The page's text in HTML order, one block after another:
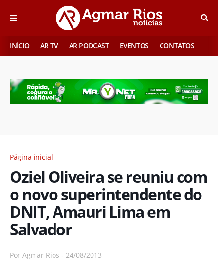
INÍCIO AR TV AR PODCAST EVENTOS CONTATOS
Página inicial
Oziel Oliveira se reuniu com
o novo superintendente do
DNIT, Amauri Lima em
Salvador
Por Agmar Rios - 24/08/2013